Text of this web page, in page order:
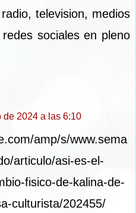
television, medios
sociales en pleno
de 2024 a las 6:10
amp/s/www.sema
articulo/asi-es-el-
fisico-de-kalina-de-
culturista/202455/